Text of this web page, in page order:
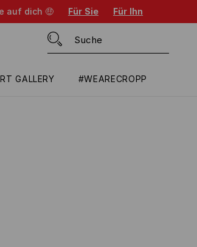
auf dich 🤑 Für Sie Für Ihn
GALLERY #WEARECROPP